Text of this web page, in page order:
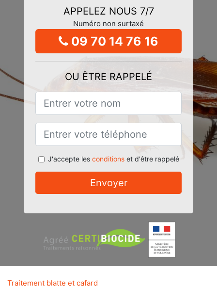
APPELEZ NOUS 7/7
Numéro non surtaxé
09 70 14 76 16
OU ÊTRE RAPPELÉ
J'accepte les conditionset d'être rappelé
Envoyer
Traitement blatte et cafard